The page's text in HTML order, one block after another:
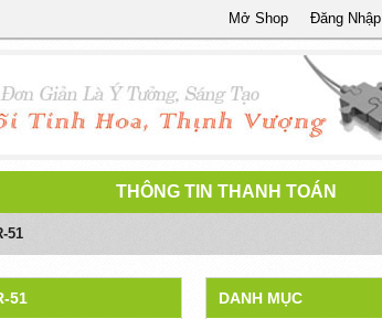
Đăng Nhập
Mở Shop
THÔNG TIN THANH TOÁN
51
51 DANH MỤC